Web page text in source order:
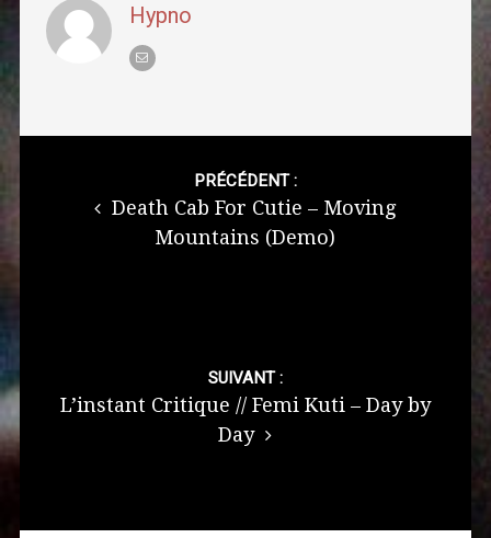
Hypno
PRÉCÉDENT :
Death Cab For Cutie – Moving
Mountains (Demo)
SUIVANT :
L’instant Critique // Femi Kuti – Day by
Day